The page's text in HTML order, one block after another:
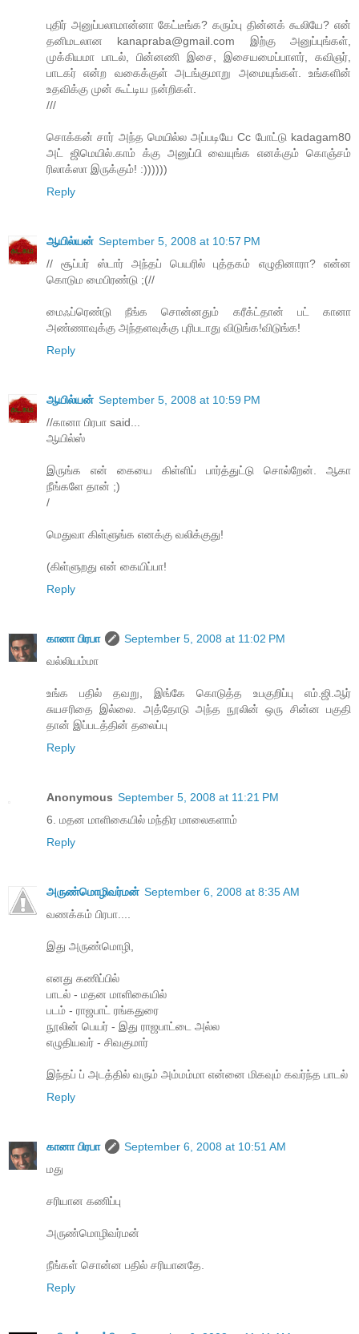
புதிர் அனுப்பலாமான்னா கேட்டீங்க? கரும்பு தின்னக் கூலியே? என்
தனிமடலான kanapraba@gmail.com இற்கு அனுப்புங்கள்,
முக்கியமா பாடல், பின்னணி இசை, இசையமைப்பாளர், கவிஞர்,
பாடகர் என்ற வகைக்குள் அடங்குமாறு அமையுங்கள். உங்களின்
உதவிக்கு முன் கூட்டிய நன்றிகள்.
///
சொக்கன் சார் அந்த மெயில்ல அப்படியே Cc போட்டு kadagam80
அட் ஜிமெயில்.காம் க்கு அனுப்பி வையுங்க எனக்கும் கொஞ்சம்
ரிலாக்ஸா இருக்கும்! :))))))
Reply
ஆயில்யன் September 5, 2008 at 10:57 PM
// சூப்பர் ஸ்டார் அந்தப் பெயரில் புத்தகம் எழுதினாரா? என்ன
கொடும மைபிரண்டு ;(//
மைஃப்ரெண்டு நீங்க சொன்னதும் கரீக்ட்தான் பட் கானா
அண்ணாவுக்கு அந்தளவுக்கு புரிபடாது விடுங்க!விடுங்க!
Reply
ஆயில்யன் September 5, 2008 at 10:59 PM
//கானா பிரபா said...
ஆயில்ஸ்
இருங்க என் கையை கிள்ளிப் பார்த்துட்டு சொல்றேன். ஆகா
நீங்களே தான் ;)
/
மெதுவா கிள்ளுங்க எனக்கு வலிக்குது!
(கிள்ளுறது என் கையிப்பா!
Reply
கானா பிரபா
September 5, 2008 at 11:02 PM
வல்லியம்மா
உங்க பதில் தவறு, இங்கே கொடுத்த உபகுறிப்பு எம்.ஜி.ஆர்
சுயசரிதை இல்லை. அத்தோடு அந்த நூலின் ஒரு சின்ன பகுதி
தான் இப்படத்தின் தலைப்பு
Reply
Anonymous September 5, 2008 at 11:21 PM
6. மதன மாளிகையில் மந்திர மாலைகளாம்
Reply
அருண்மொழிவர்மன் September 6, 2008 at 8:35 AM
வணக்கம் பிரபா....
இது அருண்மொழி,
எனது கணிப்பில்
பாடல் - மதன மாளிகையில்
படம் - ராஜபாட் ரங்கதுரை
நூலின் பெயர் - இது ராஜபாட்டை அல்ல
எழுதியவர் - சிவகுமார்
இந்தப் ப் அடத்தில் வரும் அம்மம்மா என்னை மிகவும் கவர்ந்த பாடல்
Reply
கானா பிரபா
September 6, 2008 at 10:51 AM
மது
சரியான கணிப்பு
அருண்மொழிவர்மன்
நீங்கள் சொன்ன பதில் சரியானதே.
Reply